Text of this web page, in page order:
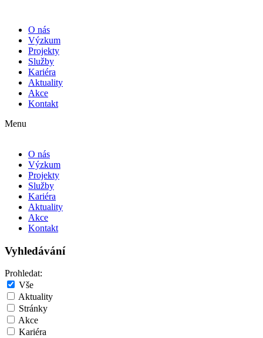
O nás
Výzkum
Projekty
Služby
Kariéra
Aktuality
Akce
Kontakt
Menu
O nás
Výzkum
Projekty
Služby
Kariéra
Aktuality
Akce
Kontakt
Vyhledávání
Prohledat:
Vše
Aktuality
Stránky
Akce
Kariéra